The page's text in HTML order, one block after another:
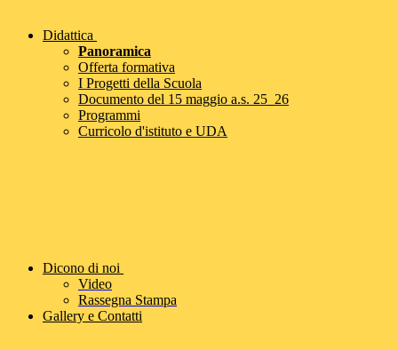
Didattica
Panoramica
Offerta formativa
I Progetti della Scuola
Documento del 15 maggio a.s. 25_26
Programmi
Curricolo d'istituto e UDA
Dicono di noi
Video
Rassegna Stampa
Gallery e Contatti